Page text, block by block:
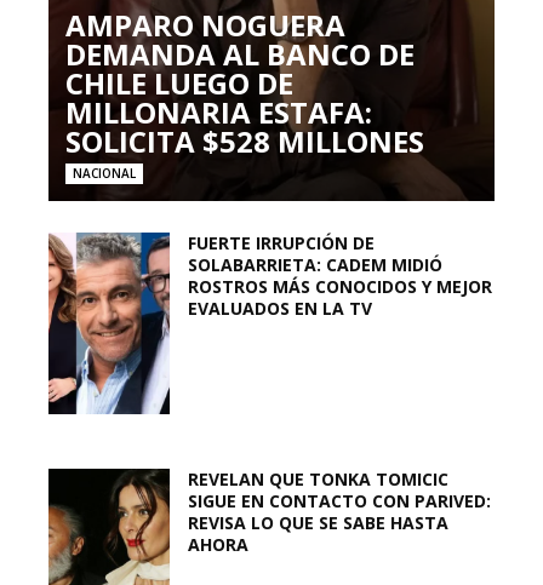
AMPARO NOGUERA
DEMANDA AL BANCO DE
CHILE LUEGO DE
MILLONARIA ESTAFA:
SOLICITA $528 MILLONES
NACIONAL
FUERTE IRRUPCIÓN DE
SOLABARRIETA: CADEM MIDIÓ
ROSTROS MÁS CONOCIDOS Y MEJOR
EVALUADOS EN LA TV
REVELAN QUE TONKA TOMICIC
SIGUE EN CONTACTO CON PARIVED:
REVISA LO QUE SE SABE HASTA
AHORA